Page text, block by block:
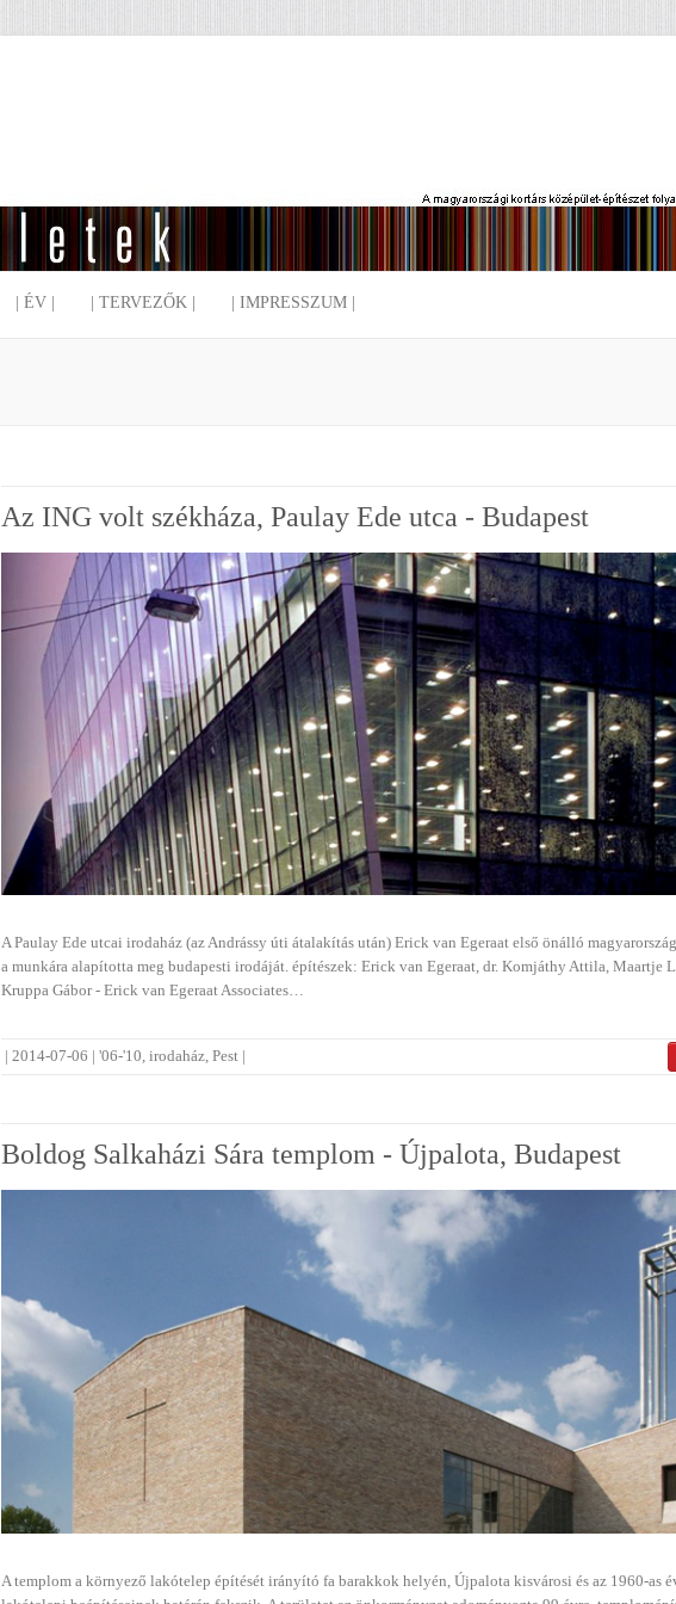
| ÉV | | TERVEZŐK | | IMPRESSZUM |
Az ING volt székháza, Paulay Ede utca - Budapest
A Paulay Ede utcai irodaház (az Andrássy úti átalakítás után) Erick van Egeraat első önálló
a munkára alapította meg budapesti irodáját. építészek: Erick van Egeraat, dr. Komjáthy Attila, Maartje
Kruppa Gábor - Erick van Egeraat Associates…
|2014-07-06 |'06-'10,irodaház,Pest |
Boldog Salkaházi Sára templom - Újpalota, Budapest
A templom a környező lakótelep építését irányító fa barakkok helyén, Újpalota kisvárosi és az 1960-as